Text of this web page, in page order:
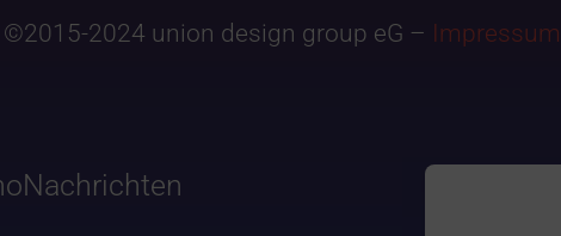
©2015-2024 union design group eG – Impressum